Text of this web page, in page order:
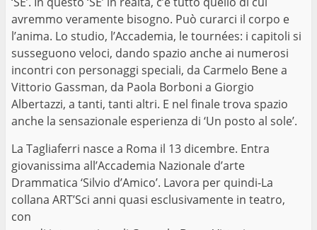
avremmo veramente bisogno. Può curarci il corpo e
l’anima. Lo studio, l’Accademia, le tournées: i capitoli si
susseguono veloci, dando spazio anche ai numerosi
incontri con personaggi speciali, da Carmelo Bene a
Vittorio Gassman, da Paola Borboni a Giorgio
Albertazzi, a tanti, tanti altri. E nel ﬁnale trova spazio
anche la sensazionale esperienza di ‘Un posto al sole’.
La Tagliaferri nasce a Roma il 13 dicembre. Entra
giovanissima all’Accademia Nazionale d’arte
Drammatica ‘Silvio d’Amico’. Lavora per quindi-La
collana ART’Sci anni quasi esclusivamente in teatro,
con